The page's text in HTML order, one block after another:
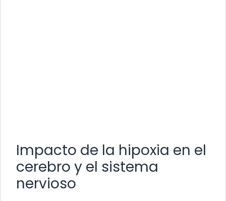
Impacto de la hipoxia en el
cerebro y el sistema
nervioso